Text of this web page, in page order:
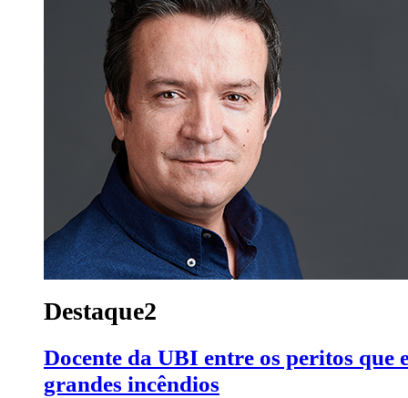
Destaque2
Docente da UBI entre os peritos que
grandes incêndios